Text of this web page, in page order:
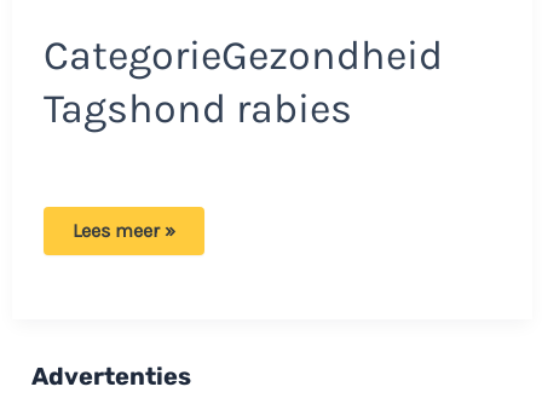
CategorieGezondheid
Tagshond rabies
Puppy
niet
Lees meer »
Advertenties